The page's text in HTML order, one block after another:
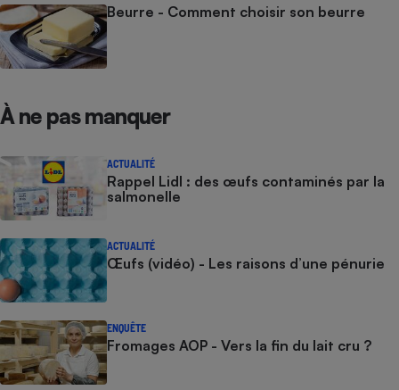
Beurre - Comment choisir son beurre
À ne pas manquer
ACTUALITÉ
Rappel Lidl : des œufs contaminés par la
salmonelle
ACTUALITÉ
Œufs (vidéo) - Les raisons d’une pénurie
ENQUÊTE
Fromages AOP - Vers la fin du lait cru ?